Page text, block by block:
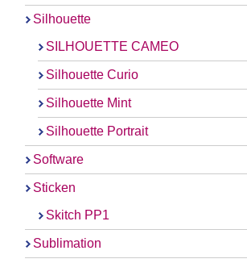
Silhouette
SILHOUETTE CAMEO
Silhouette Curio
Silhouette Mint
Silhouette Portrait
Software
Sticken
Skitch PP1
Sublimation